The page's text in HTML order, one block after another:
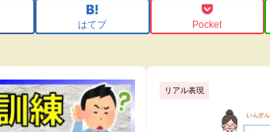
はてブ Pocket
リアル表現